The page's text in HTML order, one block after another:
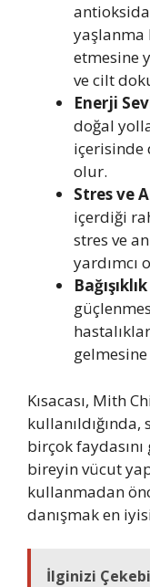
etmesine
ve cilt
Enerji
doğal
içerisinde
olur.
Stres ve
içerdiği
stres ve
yardımcı
Kısacası, Mith
kullanıldığında,
birçok
bireyin vücut
kullanmadan
danışmak en
İlginizi